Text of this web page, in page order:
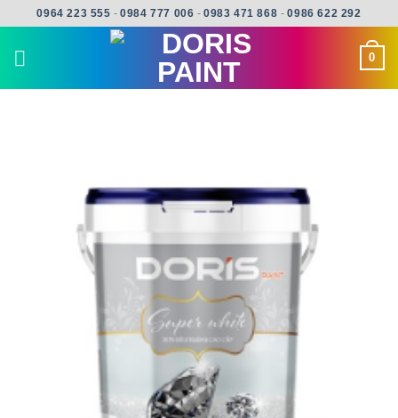
content
0964 223 555 -0984 777 006 - 0983 471 868 - 0986 622 292
0